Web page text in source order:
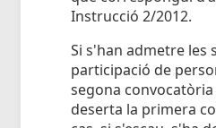
Instrucció 2/2012.
Si s'han admetre les
participació de
segona
deserta la primera